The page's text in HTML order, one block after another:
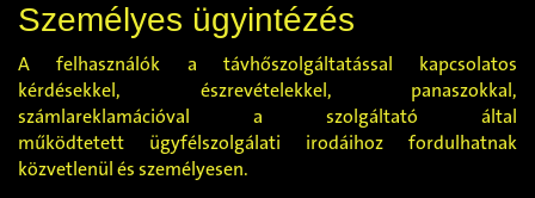
Személyes ügyintézés
A felhasználók a távhőszolgáltatással kapcsolatos
kérdésekkel, észrevételekkel, panaszokkal,
számlareklamációval a szolgáltató által
működtetett ügyfélszolgálati irodáihoz fordulhatnak
közvetlenül és személyesen.